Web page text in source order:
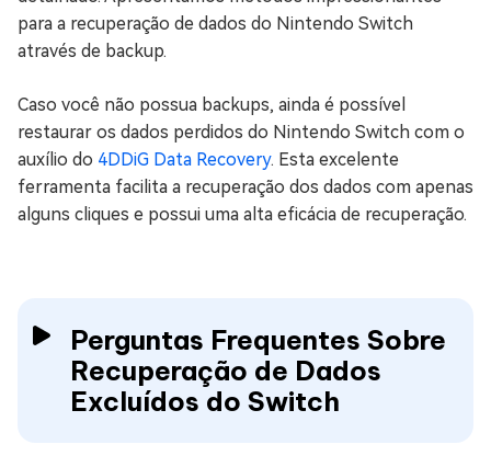
para a recuperação de dados do Nintendo Switch
através de backup.
Caso você não possua backups, ainda é possível
restaurar os dados perdidos do Nintendo Switch com o
auxílio do 4DDiG Data Recovery. Esta excelente
ferramenta facilita a recuperação dos dados com apenas
alguns cliques e possui uma alta eficácia de recuperação.
Perguntas Frequentes Sobre
Recuperação de Dados
Excluídos do Switch